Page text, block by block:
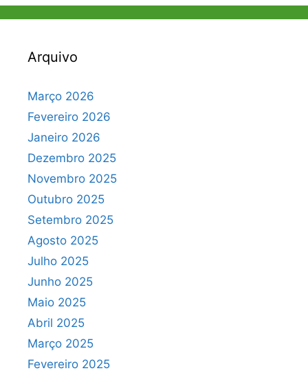
Arquivo
Março 2026
Fevereiro 2026
Janeiro 2026
Dezembro 2025
Novembro 2025
Outubro 2025
Setembro 2025
Agosto 2025
Julho 2025
Junho 2025
Maio 2025
Abril 2025
Março 2025
Fevereiro 2025